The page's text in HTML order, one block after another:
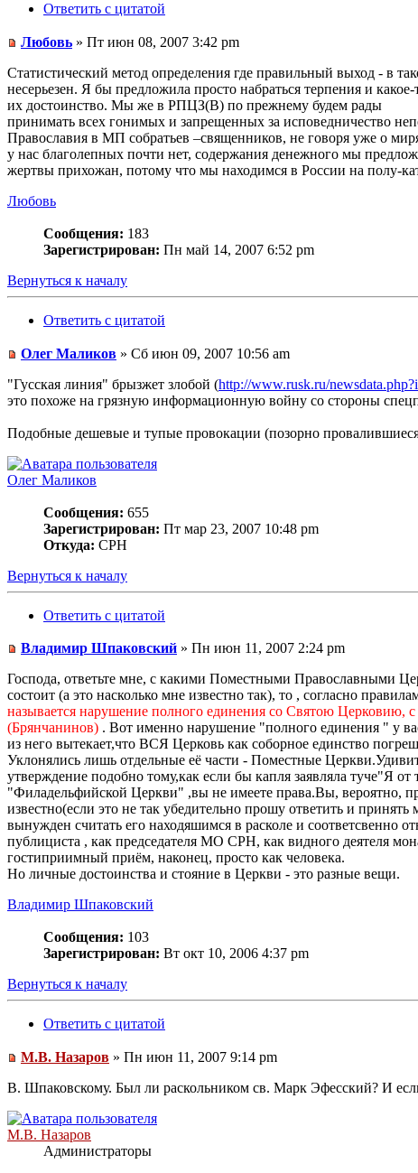
Ответить с цитатой
Любовь » Пт июн 08, 2007 3:42 pm
Статистический метод определения где правильный выход - в
несерьезен. Я бы предложила просто набраться терпения и
их достоинство. Мы же в РПЦЗ(В) по прежнему будем рады
принимать всех гонимых и запрещенных за исповедничество
Православия в МП собратьев –священников, не говоря уже о
у нас благолепных почти нет, содержания денежного мы
жертвы прихожан, потому что мы находимся в России на полу-
Любовь
Сообщения: 183
Зарегистрирован: Пн май 14, 2007 6:52 pm
Вернуться к началу
Ответить с цитатой
Олег Маликов » Сб июн 09, 2007 10:56 am
"Гусская линия" брызжет злобой (http://www.rusk.ru/
это похоже на грязную информационную войну со стороны
Подобные дешевые и тупые провокации (позорно
Олег Маликов
Сообщения: 655
Зарегистрирован: Пт мар 23, 2007 10:48 pm
Откуда: СРН
Вернуться к началу
Ответить с цитатой
Владимир Шпаковский » Пн июн 11, 2007 2:24 pm
Господа, ответьте мне, с какими Поместными Православными
состоит (а это насколько мне известно так), то , согласно
называется нарушение полного единения со Святою Церковию,
(Брянчанинов) . Вот именно нарушение "полного единения " у
из него вытекает,что ВСЯ Церковь как соборное единство
Уклонялись лишь отдельные её части - Поместные
утверждение подобно тому,как если бы капля заявляла туче"Я
"Филадельфийской Церкви" ,вы не имеете права.Вы, вероятно,
известно(если это не так убедительно прошу ответить и
вынужден считать его находяшимся в расколе и соответсвенно
публициста , как председателя МО СРН, как видного деятеля
гостиприимный приём, наконец, просто как человека.
Но личные достоинства и стояние в Церкви - это разные вещи.
Владимир Шпаковский
Сообщения: 103
Зарегистрирован: Вт окт 10, 2006 4:37 pm
Вернуться к началу
Ответить с цитатой
М.В. Назаров » Пн июн 11, 2007 9:14 pm
В. Шпаковскому. Был ли раскольником св. Марк Эфесский? И
М.В. Назаров
Администраторы